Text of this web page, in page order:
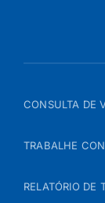
CONSULTA DE
TRABALHE
RELATÓRIO DE